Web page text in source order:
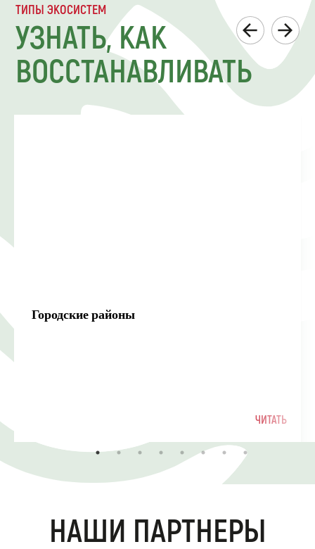
ТИПЫ ЭКОСИСТЕМ
УЗНАТЬ, КАК
ВОССТАНАВЛИВАТЬ
Городские районы
ЧИТАТЬ
НАШИ ПАРТНЕРЫ